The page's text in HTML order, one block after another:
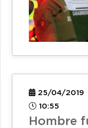
25/04/2019
10:55
Hombre